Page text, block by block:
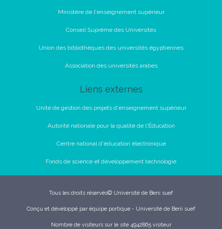
Ministère de l'enseignement supérieur
Conseil Suprême des Universités
Union des bibliothèques des universités égyptiennes
Association des universités arabes
Liens externes
Unité de gestion des projets d'enseignement supérieur
Autorité nationale pour la qualité de l'Éducation
Centre national d'éducation électronique
Fonds de science et développement technologie
Tous les droits réservés© Université de Beni suef
Conçu et développé par équipe portique - Université de Beni suef
Nombre de visiteurs sur le site 4942865 visiteur